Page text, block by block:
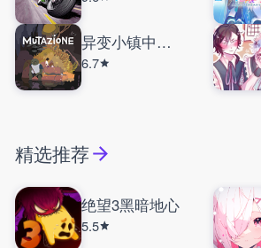
异变小镇中文版
6.7
精选推荐
绝望3黑暗地心
5.5